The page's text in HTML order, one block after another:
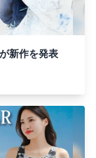
新作を発表